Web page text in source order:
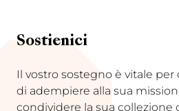
Sostienici
Il vostro sostegno è vitale
di adempiere alla sua
condividere la sua collezione